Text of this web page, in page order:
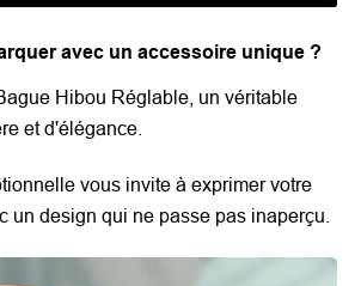
avec un accessoire unique ?
Hibou Réglable, un véritable
et d'élégance.
vous invite à exprimer votre
un design qui ne passe pas inaperçu.